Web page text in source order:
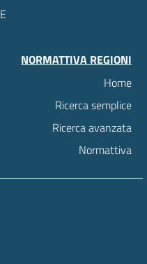
NORMATTIVA REGIONI
Home
Ricerca semplice
Ricerca avanzata
Normattiva